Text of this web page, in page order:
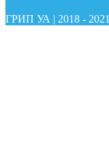
ГРИП УА | 2018 - 2021